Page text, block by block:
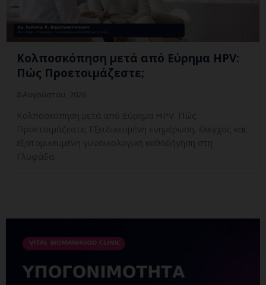
Κολποσκόπηση μετά από Εύρημα HPV:
Πώς Προετοιμάζεστε;
Κολποσκόπηση μετά από Εύρημα HPV: Πώς
Προετοιμάζεστε; Εξειδικευμένη ενημέρωση, έλεγχος και
εξατομικευμένη γυναικολογική καθοδήγηση στη
Γλυφάδα.